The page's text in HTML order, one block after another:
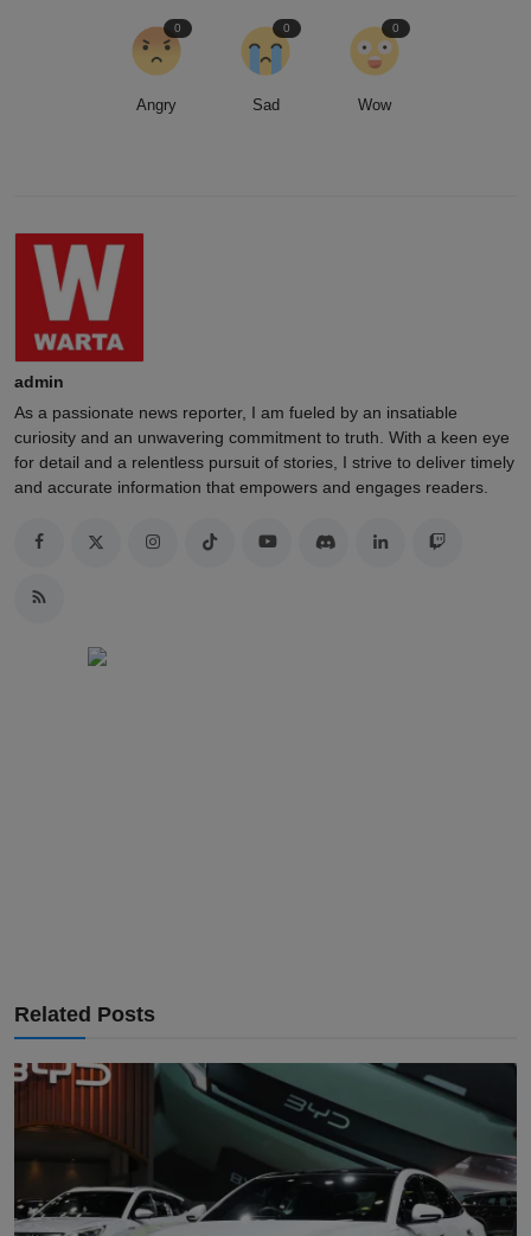
Angry
0
Sad
0
Wow
0
admin
As a passionate news reporter, I am fueled by an insatiable
curiosity and an unwavering commitment to truth. With a keen eye
for detail and a relentless pursuit of stories, I strive to deliver timely
and accurate information that empowers and engages readers.
Related Posts